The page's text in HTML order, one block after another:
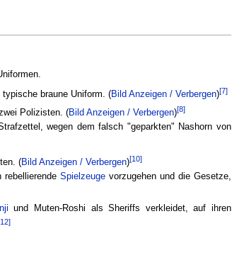
braune Uniform. (Bild Anzeigen / Verbergen)[7]
Polizisten. (Bild Anzeigen / Verbergen)[8]
wegen dem falsch "geparkten" Nashorn von
(Bild Anzeigen / Verbergen)[10]
Spielzeugevorzugehen und die Gesetze,
und Muten-Roshi als Sheriffs verkleidet, auf ihren